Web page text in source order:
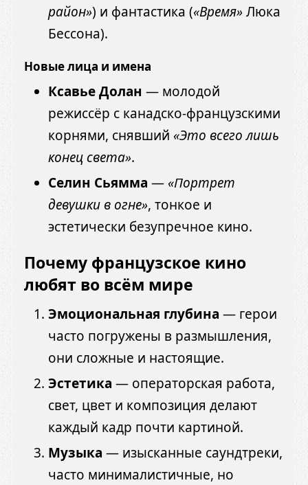
район») и фантастика («Время»Люка
Бессона).
Новые лица и имена
Ксавье Долан — молодой
режиссёр с канадско-французскими
корнями, снявший «Это всего лишь
конец света».
Селин Сьямма — «Портрет
девушки в огне», тонкое и
эстетически безупречное кино.
Почему французское кино
любят во всём мире
Эмоциональная глубина — герои
часто погружены в размышления,
они сложные и настоящие.
Эстетика — операторская работа,
свет, цвет и композиция делают
каждый кадр почти картиной.
Музыка — изысканные саундтреки,
часто минималистичные, но